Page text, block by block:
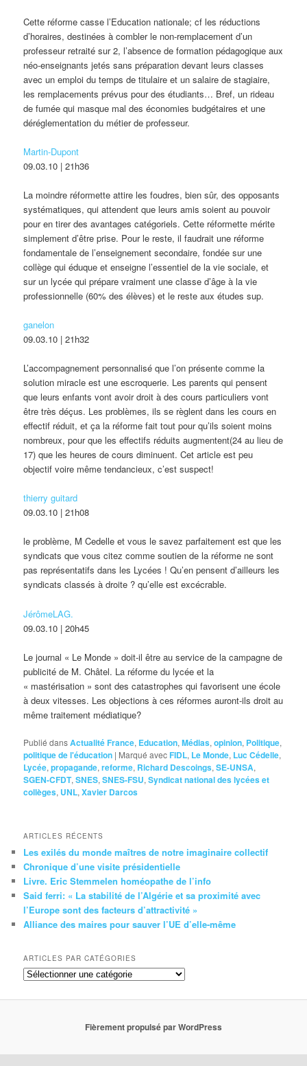
Cette réforme casse l’Education nationale; cf les réductions
d’horaires, destinées à combler le non-remplacement d’un
professeur retraité sur 2, l’absence de formation pédagogique aux
néo-enseignants jetés sans préparation devant leurs classes
avec un emploi du temps de titulaire et un salaire de stagiaire,
les remplacements prévus pour des étudiants… Bref, un rideau
de fumée qui masque mal des économies budgétaires et une
déréglementation du métier de professeur.
Martin-Dupont
09.03.10 | 21h36
La moindre réformette attire les foudres, bien sûr, des opposants
systématiques, qui attendent que leurs amis soient au pouvoir
pour en tirer des avantages catégoriels. Cette réformette mérite
simplement d’être prise. Pour le reste, il faudrait une réforme
fondamentale de l’enseignement secondaire, fondée sur une
collège qui éduque et enseigne l’essentiel de la vie sociale, et
sur un lycée qui prépare vraiment une classe d’âge à la vie
professionnelle (60% des élèves) et le reste aux études sup.
ganelon
09.03.10 | 21h32
L’accompagnement personnalisé que l’on présente comme la
solution miracle est une escroquerie. Les parents qui pensent
que leurs enfants vont avoir droit à des cours particuliers vont
être très déçus. Les problèmes, ils se règlent dans les cours en
effectif réduit, et ça la réforme fait tout pour qu’ils soient moins
nombreux, pour que les effectifs réduits augmentent(24 au lieu de
17) que les heures de cours diminuent. Cet article est peu
objectif voire même tendancieux, c’est suspect!
thierry guitard
09.03.10 | 21h08
le problème, M Cedelle et vous le savez parfaitement est que les
syndicats que vous citez comme soutien de la réforme ne sont
pas représentatifs dans les Lycées ! Qu’en pensent d’ailleurs les
syndicats classés à droite ? qu’elle est excécrable.
JérômeLAG.
09.03.10 | 20h45
Le journal « Le Monde » doit-il être au service de la campagne de
publicité de M. Châtel. La réforme du lycée et la
« mastérisation » sont des catastrophes qui favorisent une école
à deux vitesses. Les objections à ces réformes auront-ils droit au
même traitement médiatique?
Publié dansActualité France, Education,Médias,opinion, Politique,
politique de l'éducation | Marqué avecFIDL, Le Monde, Luc Cédelle,
Lycée,propagande,reforme, Richard Descoings,SE-UNSA,
SGEN-CFDT,SNES,SNES-FSU,Syndicat national des lycées et
collèges, UNL,Xavier Darcos
ARTICLES RÉCENTS
Les exilés du monde maîtres de notre imaginaire collectif
Chronique d’une visite présidentielle
Livre. Eric Stemmelen homéopathe de l’info
Said ferri: « La stabilité de l’Algérie et sa proximité avec
l’Europe sont des facteurs d’attractivité »
Alliance des maires pour sauver l’UE d’elle-même
ARTICLES PAR CATÉGORIES
Articles
catégories
Fièrement propulsé par WordPress